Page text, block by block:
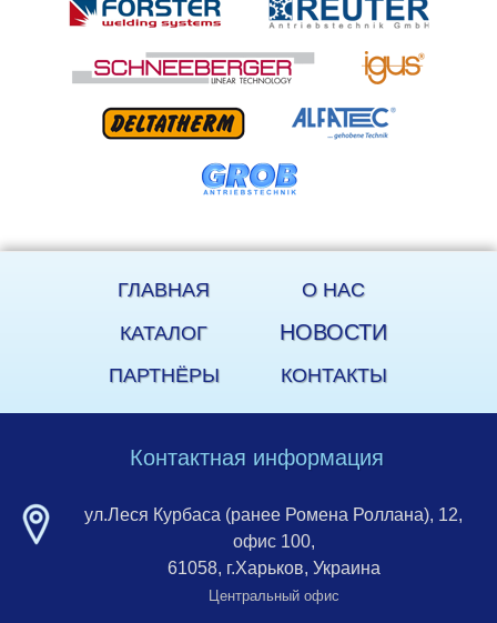
ГЛАВНАЯ
О НАС
КАТАЛОГ
НОВОСТИ
ПАРТНЁРЫ КОНТАКТЫ
Контактная информация
ул.Леся Курбаса (ранее Ромена Роллана), 12,
офис 100,
61058, г.Харьков, Украина
Центральный офис